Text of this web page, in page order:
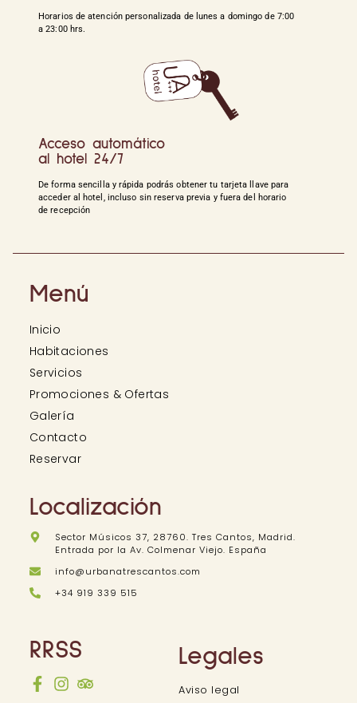
Horarios de atención personalizada de lunes a domingo de 7:00
a 23:00 hrs.
Acceso automático
al hotel 24/7
De forma sencilla y rápida podrás obtener tu tarjeta llave para
acceder al hotel, incluso sin reserva previa y fuera del horario
de recepción
Menú
Inicio
Habitaciones
Servicios
Promociones & Ofertas
Galería
Contacto
Reservar
Localización
Sector Músicos 37, 28760. Tres Cantos, Madrid.
Entrada por la Av. Colmenar Viejo. España
info@urbanatrescantos.com
+34 919 339 515
RRSS Legales
Aviso legal